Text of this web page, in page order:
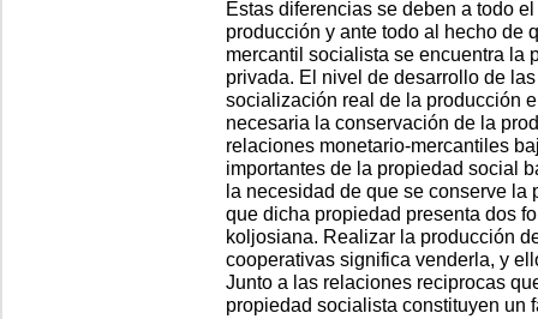
Estas diferencias se deben a todo
producción y ante todo al hecho de
mercantil socialista se encuentra la
privada. El nivel de desarrollo de
socialización real de la producción
necesaria la conservación de la
relaciones monetario-mercantiles
importantes de la propiedad social
la necesidad de que se conserve la
que dicha propiedad presenta dos
koljosiana. Realizar la producción
cooperativas significa venderla, y
Junto a las relaciones reciprocas
propiedad socialista constituyen un